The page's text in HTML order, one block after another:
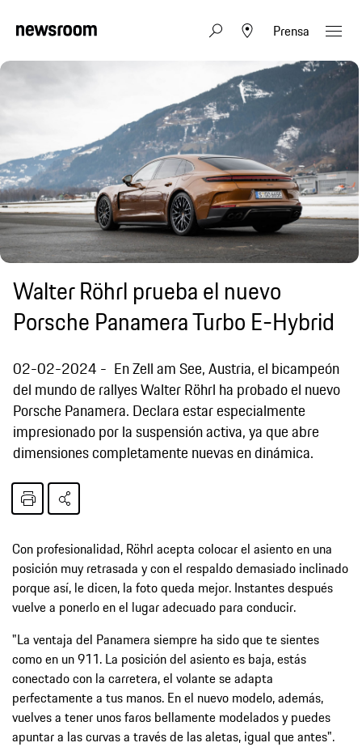
Prensa
Walter Röhrl prueba el nuevo
Porsche Panamera Turbo E-Hybrid
02-02-2024
En Zell am See, Austria, el bicampeón
del mundo de rallyes Walter Röhrl ha probado el nuevo
Porsche Panamera. Declara estar especialmente
impresionado por la suspensión activa, ya que abre
dimensiones completamente nuevas en dinámica.
Con profesionalidad, Röhrl acepta colocar el asiento en una
posición muy retrasada y con el respaldo demasiado inclinado
porque así, le dicen, la foto queda mejor. Instantes después
vuelve a ponerlo en el lugar adecuado para conducir.
"La ventaja del Panamera siempre ha sido que te sientes
como en un 911. La posición del asiento es baja, estás
conectado con la carretera, el volante se adapta
perfectamente a tus manos. En el nuevo modelo, además,
vuelves a tener unos faros bellamente modelados y puedes
apuntar a las curvas a través de las aletas, igual que antes".